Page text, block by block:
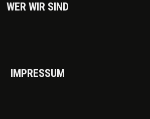
WER WIR SIND
IMPRES­SUM